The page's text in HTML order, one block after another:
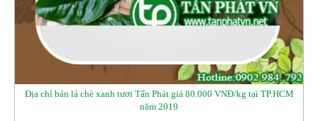
Địa chỉ bán lá chè xanh tươi Tấn Phát giá 80.000 VNĐ/kg tại TP.HCM
năm 2019